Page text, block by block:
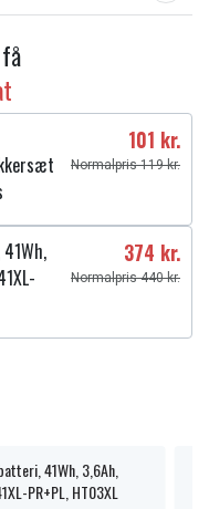
101 kr.
Normalpris 119 kr.
374 kr.
Normalpris 440 kr.
41Wh, 3,6Ah,
PR+PL, HT03XL